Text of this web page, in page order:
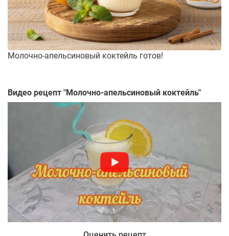
Молочно-апельсиновый коктейль готов!
Видео рецепт "Молочно-апельсиновый коктейль"